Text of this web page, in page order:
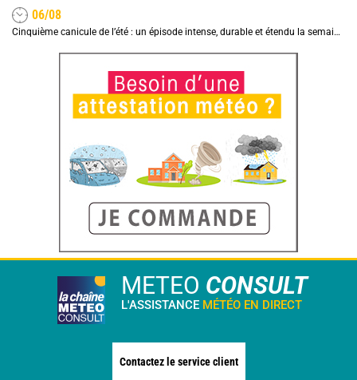
06/08
Cinquième canicule de l’été : un épisode intense, durable et étendu la semaine prochaine
METEO CONSULT
L'ASSISTANCE MÉTÉO EN DIRECT
Contactez le service client